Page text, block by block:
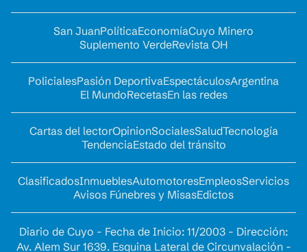
San JuanPolíticaEconomíaCuyo Minero
Suplemento VerdeRevista OH
PolicialesPasión DeportivaEspectáculosArgentina
El MundoRecetasEn las redes
Cartas del lectorOpinionSocialesSaludTecnología
TendenciaEstado del tránsito
ClasificadosInmueblesAutomotoresEmpleosServicios
Avisos Fúnebres y MisasEdictos
Diario de Cuyo - Fecha de Inicio: 11/2003 - Dirección:
Av. Alem Sur 1639. Esquina Lateral de Circunvalación -